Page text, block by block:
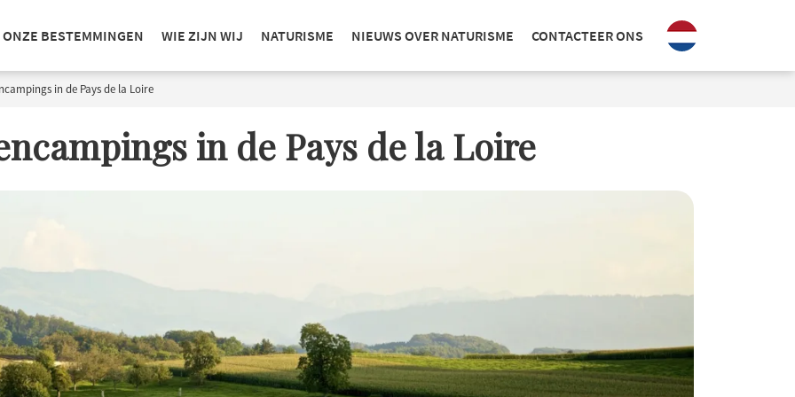
ONZE BESTEMMINGEN WIE ZIJN WIJ NATURISME NIEUWS OVER NATURISME CONTACTEER ONS
in de Pays de la Loire
in de Pays de la Loire